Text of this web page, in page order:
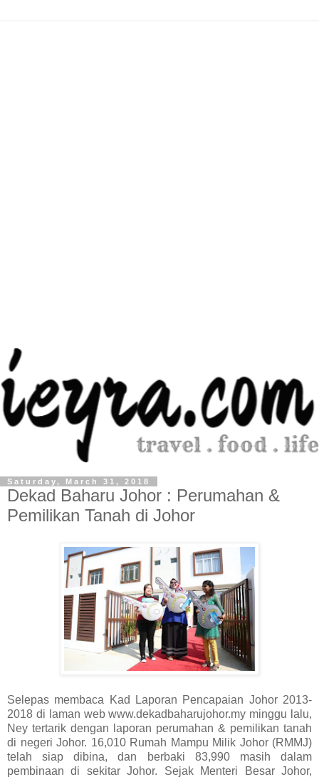
Saturday, March 31, 2018
Dekad Baharu Johor : Perumahan &
Pemilikan Tanah di Johor
Selepas membaca Kad Laporan Pencapaian Johor 2013-
2018 di laman web www.dekadbaharujohor.my minggu lalu,
Ney tertarik dengan laporan perumahan & pemilikan tanah
di negeri Johor. 16,010 Rumah Mampu Milik Johor (RMMJ)
telah siap dibina, dan berbaki 83,990 masih dalam
pembinaan di sekitar Johor. Sejak Menteri Besar Johor,